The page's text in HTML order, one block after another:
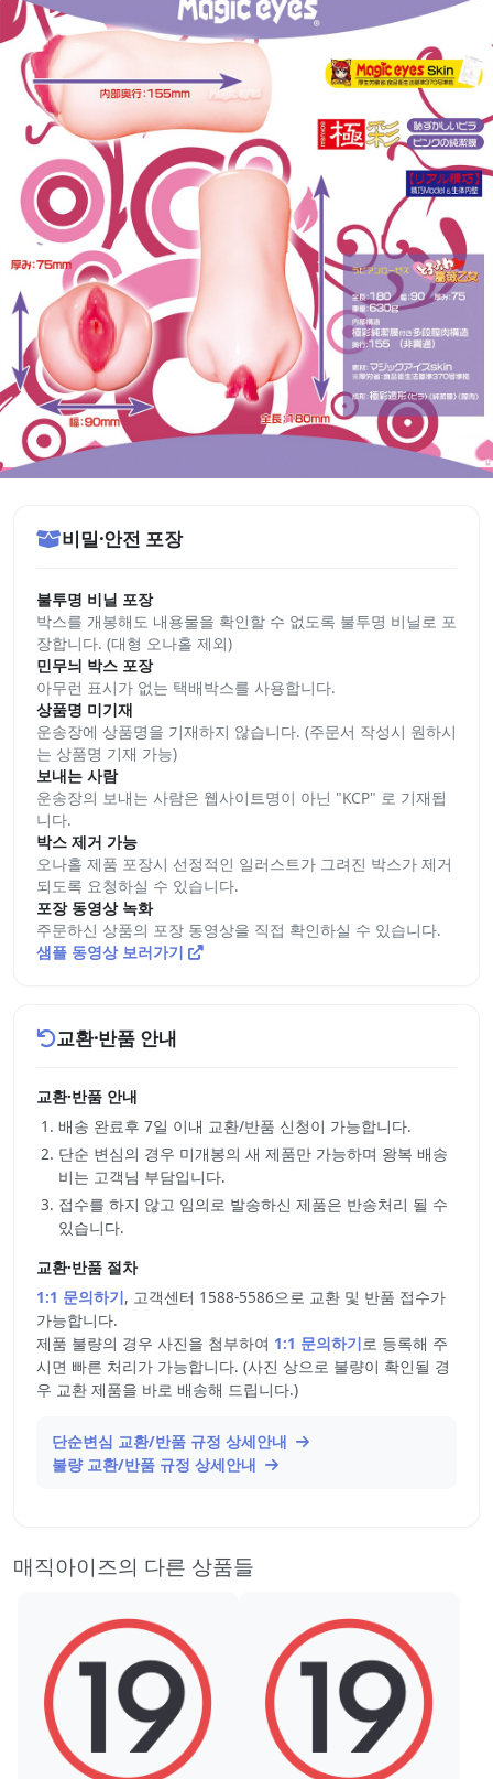
비밀·안전 포장
불투명 비닐 포장
박스를 개봉해도 내용물을 확인할 수 없도록 불투명 비닐로 포
장합니다. (대형 오나홀 제외)
민무늬 박스 포장
아무런 표시가 없는 택배박스를 사용합니다.
상품명 미기재
운송장에 상품명을 기재하지 않습니다. (주문서 작성시 원하시
는 상품명 기재 가능)
보내는 사람
운송장의 보내는 사람은 웹사이트명이 아닌 "KCP" 로 기재됩
니다.
박스 제거 가능
오나홀 제품 포장시 선정적인 일러스트가 그려진 박스가 제거
되도록 요청하실 수 있습니다.
포장 동영상 녹화
주문하신 상품의 포장 동영상을 직접 확인하실 수 있습니다.
샘플 동영상 보러가기
교환·반품 안내
교환·반품 안내
배송 완료후 7일 이내 교환/반품 신청이 가능합니다.
단순 변심의 경우 미개봉의 새 제품만 가능하며 왕복 배송
비는 고객님 부담입니다.
접수를 하지 않고 임의로 발송하신 제품은 반송처리 될 수
있습니다.
교환·반품 절차
1:1 문의하기, 고객센터 1588-5586으로 교환 및 반품 접수가
가능합니다.
제품 불량의 경우 사진을 첨부하여 1:1 문의하기로 등록해 주
시면 빠른 처리가 가능합니다. (사진 상으로 불량이 확인될 경
우 교환 제품을 바로 배송해 드립니다.)
단순변심 교환/반품 규정 상세안내
불량 교환/반품 규정 상세안내
매직아이즈의 다른 상품들